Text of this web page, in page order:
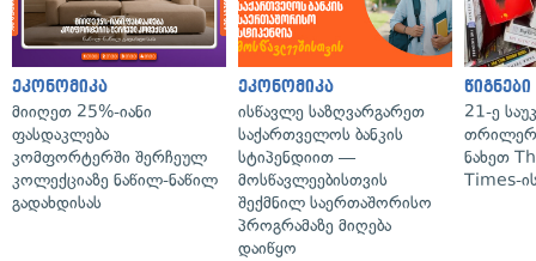
ეკონომიკა
მიიღეთ 25%-იანი
ფასდაკლება
კომფორტერში შერჩეულ
კოლექციაზე ნაწილ-ნაწილ
გადახდისას
ეკონომიკა
ისწავლე საზღვარგარეთ
საქართველოს ბანკის
სტიპენდიით —
მოსწავლეებისთვის
შექმნილ საერთაშორისო
პროგრამაზე მიღება
დაიწყო
წიგნები
21-ე
ნახეთ
Times-